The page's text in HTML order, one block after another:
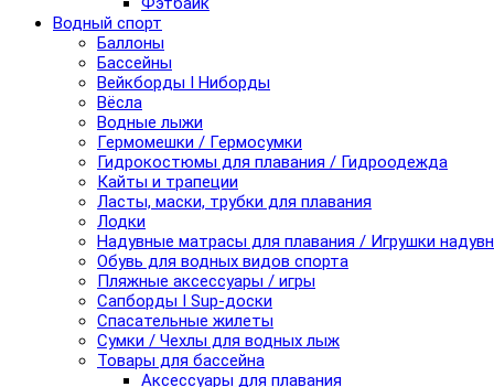
Водный спорт
Баллоны
Бассейны
Вейкборды I Ниборды
Вёсла
Водные лыжи
Гермомешки / Гермосумки
Гидрокостюмы для плавания / Гидроодежда
Кайты и трапеции
Ласты, маски, трубки для плавания
Лодки
Надувные матрасы для плавания / Игрушки
Обувь для водных видов спорта
Пляжные аксессуары / игры
Сапборды I Sup-доски
Спасательные жилеты
Сумки / Чехлы для водных лыж
Товары для бассейна
Аксессуары для плавания